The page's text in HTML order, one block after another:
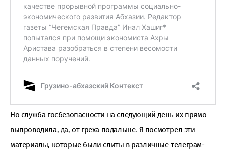
Но служба госбезопасности на следующий день их прямо
выпроводила, да, от греха подальше. Я посмотрел эти
материалы, которые были слиты в различные телеграм-